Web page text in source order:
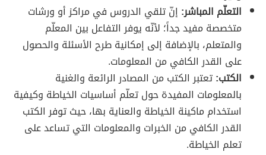
التعلّم المباشر: إنّ تلقي الدروس في مراكز أو ورشات
متخصصة مفيد جداً؛ لأنّه يوفر التفاعل بين المعلّم
والمتعلم، بالإضافة إلى إمكانية طرح الأسئلة والحصول
على القدر الكافي من المعلومات.
الكتب:تعتبر الكتب من المصادر الرائعة والغنية
بالمعلومات المفيدة حول تعلّم أساسيات الخياطة وكيفية
استخدام ماكينة الخياطة والعناية بها، حيث توفر الكتب
القدر الكافي من الخبرات والمعلومات التي تساعد على
تعلم الخياطة.